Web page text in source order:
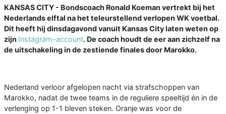
KANSAS CITY - Bondscoach Ronald Koeman vertrekt bij het
Nederlands elftal na het teleurstellend verlopen WK voetbal.
Dit heeft hij dinsdagavond vanuit Kansas City laten weten op
zijn Instagram-account. De coach houdt de eer aan zichzelf na
de uitschakeling in de zestiende finales door Marokko.
Nederland verloor afgelopen nacht via strafschoppen van
Marokko, nadat de twee teams in de reguliere speeltijd én in de
verlenging op 1-1 bleven steken. Oranje was voor de